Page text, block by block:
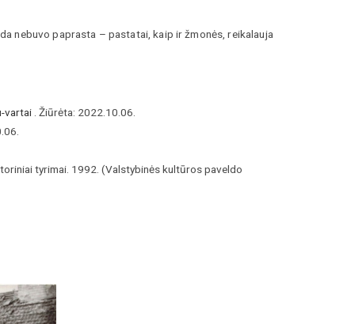
nebuvo paprasta – pastatai, kaip ir žmonės, reikalauja
vartai . Žiūrėta: 2022.10.06.
tyrimai. 1992. (Valstybinės kultūros paveldo